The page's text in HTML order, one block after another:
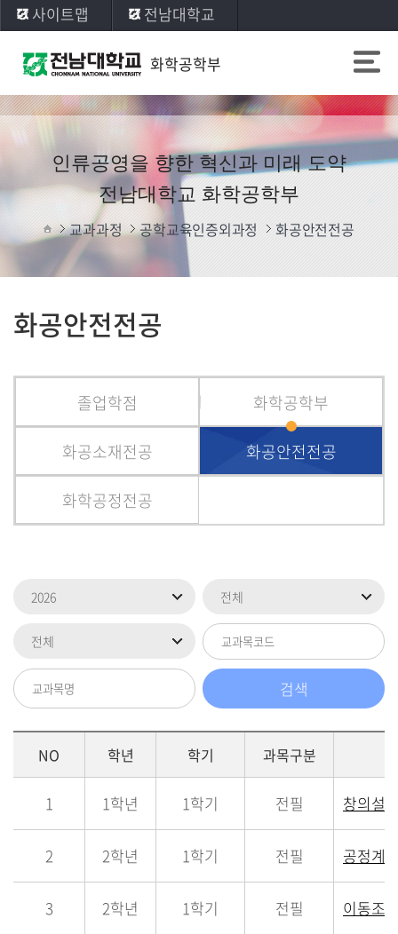
사이트맵 전남대학교
화학공학부
인류공영을 향한 혁신과 미래 도약
전남대학교 화학공학부
교과과정 공학교육인증외과정 화공안전전공
화공안전전공
졸업학점 화학공학부
화공소재전공 화공안전전공
화학공정전공
NO 학년 학기 과목구분
1 1학년 1학기 전필 창의설
2 2학년 1학기 전필 공정계
3 2학년 1학기 전필 이동조